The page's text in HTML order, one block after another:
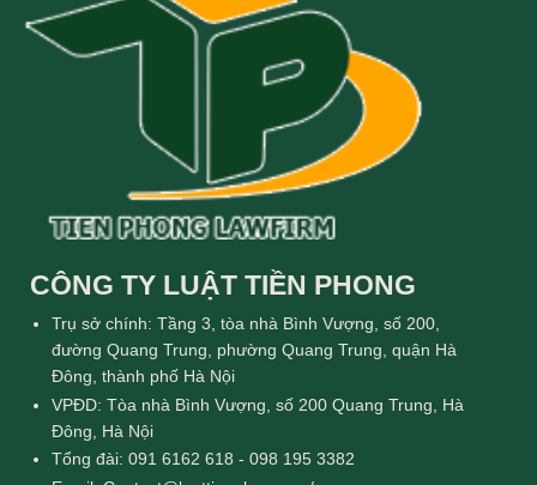
CÔNG TY LUẬT TIỀN PHONG
Trụ sở chính: Tầng 3, tòa nhà Bình Vượng, số 200,
đường Quang Trung, phường Quang Trung, quận Hà
Đông, thành phố Hà Nội
VPĐD: Tòa nhà Bình Vượng, số 200 Quang Trung, Hà
Đông, Hà Nội
Tổng đài: 091 6162 618 - 098 195 3382